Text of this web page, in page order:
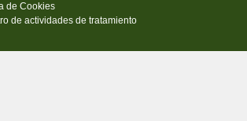
de Cookies
de actividades de tratamiento